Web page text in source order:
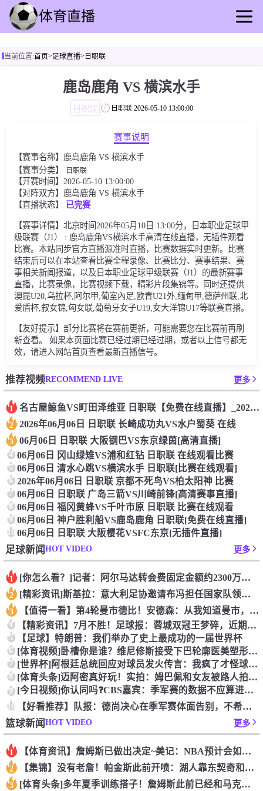
足球直播
全球联赛
当前位置:首页>足球直播> 日职联
鹿岛鹿角 VS 横滨水手
日职联 日职联 2026-05-10 13:00:00
赛事说明
【赛事名称】鹿岛鹿角 VS 横滨水手
【赛事分类】
日职联
【开赛时间】2026-05-10 13:00:00
【对阵双方】鹿岛鹿角 VS 横滨水手
【直播状态】
已完赛
【赛事详情】北京时间2026年05月10日 13:00分，日本职业足球甲
级联赛（J1） : 鹿岛鹿角VS横滨水手高清在线直播，无插件观看
比赛。本站同步官方直播源准时直播，比赛数据实时更新。比赛
结束后可以在本站查看比赛全程录像、比赛比分、赛事结果、赛
事相关新闻报道，以及日本职业足球甲级联赛（J1）的最新赛事
直播，比赛录像，比赛视频下载，精彩片段集锦等。同时还提供
澳昆U20,乌拉杯,阿尔甲,葡室內足,欧青U21外,缅甸甲,德萨州联,北
爱盾杯,叙女锦,匈女联,葡萄牙女子U19,女大洋锦U17等联赛直播。
【友好提示】部分比赛将在赛前更新，可能需要您在比赛前再刷
新查看。 如果本页面比赛已经过期已经过期，或者以上信号都无
效，请进入网站首页查看最新直播信号。
推荐视频RECOMMEND LIVE 更多
1 名古屋鲸鱼VS町田泽维亚 日职联【免费在线直播】_2026年
2 2026年06月06日 日职联 长崎成功丸VS水户蜀葵 在线
3 06月06日 日职联 大阪钢巴VS东京绿茵[高清直播]
4 06月06日 冈山绿雉VS浦和红钻 日职联 在线观看比赛
5 06月06日 清水心跳VS横滨水手 日职联[比赛在线观看]
6 2026年06月06日 日职联 京都不死鸟VS柏太阳神 比赛
7 06月06日 日职联 广岛三箭VS川崎前锋[高清赛事直播]
8 06月06日 福冈黄蜂VS千叶市原 日职联 比赛在线观看
9 06月06日 神户胜利船VS鹿岛鹿角 日职联[免费在线直播]
1006月06日 日职联 大阪樱花VSFC东京[无插件直播]
足球新闻HOT VIDEO 更多
1 [你怎么看？]记者：阿尔马达转会费固定金额约2300万欧，外
2 [精彩资讯]斯基拉：意大利足协邀请布冯担任国家队领队，但遭到
3 【值得一看】第4轮曼市德比！安德森：从我知道曼市，曼城就是这
4 【精彩资讯】7月不胜！足球报：蓉城双冠王梦碎，近期成绩下滑要
5 【足球】特朗普：我们举办了史上最成功的一届世界杯
6 [体育视频]卧槽你是谁？维尼修斯接受下巴轮廓医美塑形，突然变
7 [世界杯]阿根廷总统回应对球员发火传言：我疯了才怪球员？全是
8 [体育头条]迈阿密真好玩！实拍：姆巴佩和女友被路人拍到在夜店
9 [今日视频]你认同吗❓️CBS嘉宾：季军赛的数据不应算进去，
10 【好看推荐】队报：德尚决心在季军赛体面告别，不希望以两连败收
篮球新闻HOT VIDEO 更多
1 【体育资讯】詹姆斯已做出决定~美记：NBA预计会如期公布新赛
2 【集锦】没有老詹！帕金斯此前开喷：湖人靠东契奇和里夫斯没人会
3 [体育头条]多年夏季训练搭子！詹姆斯此前已经和马克西一同训练